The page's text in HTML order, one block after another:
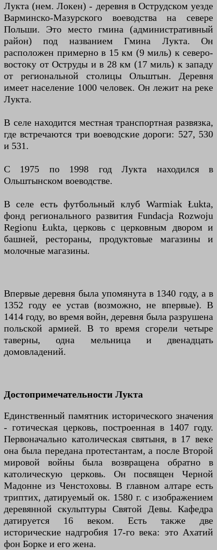
Лукта (нем. Локен) - деревня в Острудском уезде
Варминско-Мазурского воеводства на севере
Польши. Это место гмина (административный
район) под названием Гмина Лукта. Он
расположен примерно в 15 км (9 миль) к северо-
востоку от Оструды и в 28 км (17 миль) к западу
от региональной столицы Ольштын. Деревня
имеет население 1000 человек. Он лежит на реке
Лукта.
В селе находится местная транспортная развязка,
где встречаются три воеводские дороги: 527, 530
и 531.
С 1975 по 1998 год Лукта находился в
Ольштынском воеводстве.
В селе есть футбольный клуб Warmiak Łukta,
фонд регионального развития Fundacja Rozwoju
Regionu Łukta, церковь с церковным двором и
башней, рестораны, продуктовые магазины и
молочные магазины.
Впервые деревня была упомянута в 1340 году, а в
1352 году ее устав (возможно, не впервые). В
1414 году, во время войн, деревня была разрушена
польской армией. В то время сгорели четыре
таверны, одна мельница и двенадцать
домовладений.
Достопримечательности Лукта
Единственный памятник исторического значения
- готическая церковь, построенная в 1407 году.
Первоначально католическая святыня, в 17 веке
она была передана протестантам, а после Второй
мировой войны была возвращена обратно в
католическую церковь. Он посвящен Черной
Мадонне из Ченстоховы. В главном алтаре есть
триптих, датируемый ок. 1580 г. с изображением
деревянной скульптуры Святой Девы. Кафедра
датируется 16 веком. Есть также две
исторические надгробия 17-го века: это Ахатий
фон Борке и его жена.